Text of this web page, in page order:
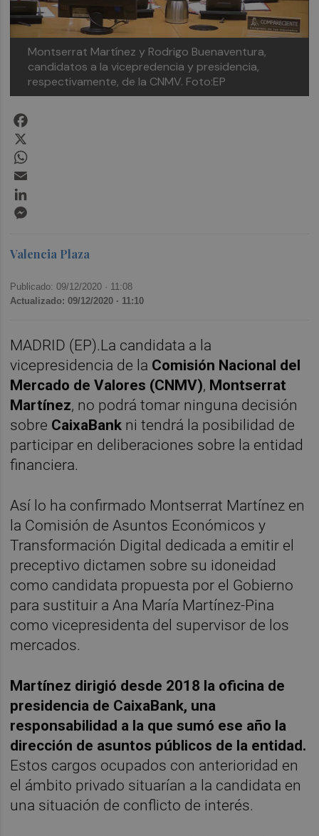
Montserrat Martínez y Rodrigo Buenaventura,
candidatos a la vicepredencia y presidencia,
respectivamente, de la CNMV. Foto:EP
Valencia Plaza
Publicado: 09/12/2020 · 11:08
Actualizado: 09/12/2020 · 11:10
MADRID (EP).La candidata a la
vicepresidencia de la Comisión Nacional del
Mercado de Valores (CNMV), Montserrat
Martínez, no podrá tomar ninguna decisión
sobre CaixaBank ni tendrá la posibilidad de
participar en deliberaciones sobre la entidad
financiera.
Así lo ha confirmado Montserrat Martínez en
la Comisión de Asuntos Económicos y
Transformación Digital dedicada a emitir el
preceptivo dictamen sobre su idoneidad
como candidata propuesta por el Gobierno
para sustituir a Ana María Martínez-Pina
como vicepresidenta del supervisor de los
mercados.
Martínez dirigió desde 2018 la oficina de
presidencia de CaixaBank, una
responsabilidad a la que sumó ese año la
dirección de asuntos públicos de la entidad.
Estos cargos ocupados con anterioridad en
el ámbito privado situarían a la candidata en
una situación de conflicto de interés.